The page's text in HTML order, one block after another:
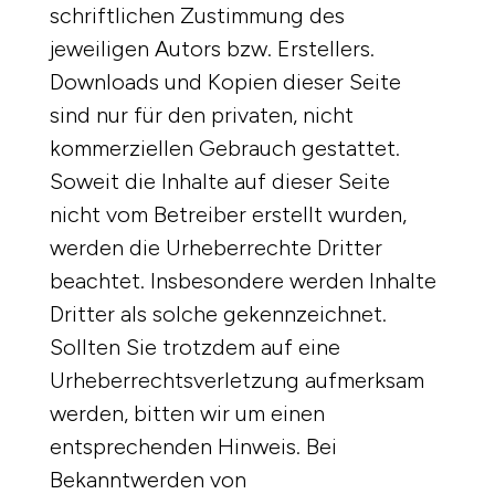
schriftlichen Zustimmung des
jeweiligen Autors bzw. Erstellers.
Downloads und Kopien dieser Seite
sind nur für den privaten, nicht
kommerziellen Gebrauch gestattet.
Soweit die Inhalte auf dieser Seite
nicht vom Betreiber erstellt wurden,
werden die Urheberrechte Dritter
beachtet. Insbesondere werden Inhalte
Dritter als solche gekennzeichnet.
Sollten Sie trotzdem auf eine
Urheberrechtsverletzung aufmerksam
werden, bitten wir um einen
entsprechenden Hinweis. Bei
Bekanntwerden von